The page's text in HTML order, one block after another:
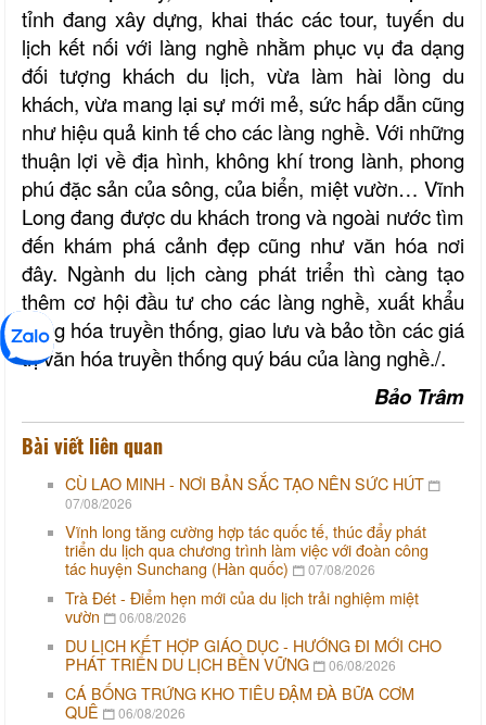
tỉnh đang xây dựng, khai thác các tour, tuyến du
lịch kết nối với làng nghề nhằm phục vụ đa dạng
đối tượng khách du lịch, vừa làm hài lòng du
khách, vừa mang lại sự mới mẻ, sức hấp dẫn cũng
như hiệu quả kinh tế cho các làng nghề. Với những
thuận lợi về địa hình, không khí trong lành, phong
phú đặc sản của sông, của biển, miệt vườn… Vĩnh
Long đang được du khách trong và ngoài nước tìm
đến khám phá cảnh đẹp cũng như văn hóa nơi
đây. Ngành du lịch càng phát triển thì càng tạo
thêm cơ hội đầu tư cho các làng nghề, xuất khẩu
hàng hóa truyền thống, giao lưu và bảo tồn các giá
trị văn hóa truyền thống quý báu của làng nghề./.
Bảo Trâm
Bài viết liên quan
CÙ LAO MINH - NƠI BẢN SẮC TẠO NÊN SỨC HÚT
07/08/2026
Vĩnh long tăng cường hợp tác quốc tế, thúc đẩy phát
triển du lịch qua chương trình làm việc với đoàn công
tác huyện Sunchang (Hàn quốc)
07/08/2026
Trà Đét - Điểm hẹn mới của du lịch trải nghiệm miệt
vườn
06/08/2026
DU LỊCH KẾT HỢP GIÁO DỤC - HƯỚNG ĐI MỚI CHO
PHÁT TRIỂN DU LỊCH BỀN VỮNG
06/08/2026
CÁ BỐNG TRỨNG KHO TIÊU ĐẬM ĐÀ BỮA CƠM
QUÊ
06/08/2026